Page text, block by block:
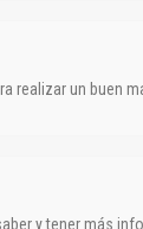
realizar un buen
y tener más